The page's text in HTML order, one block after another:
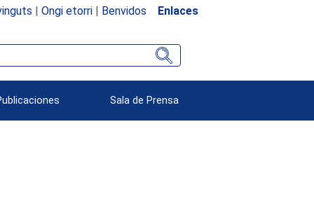
| Ongi etorri| Benvidos Enlaces
Sala de Prensa